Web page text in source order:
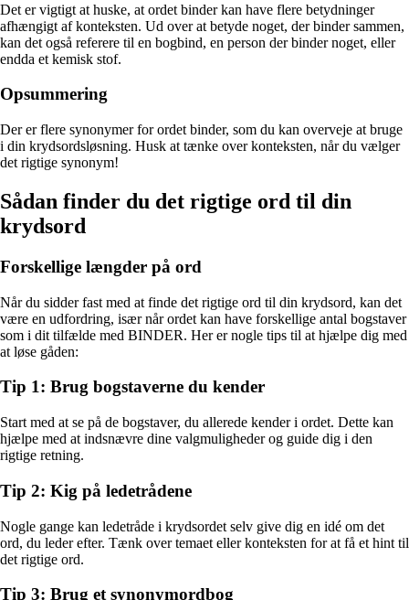
Det er vigtigt at huske, at ordet binder kan have flere betydninger
afhængigt af konteksten. Ud over at betyde noget, der binder sammen,
kan det også referere til en bogbind, en person der binder noget, eller
endda et kemisk stof.
Opsummering
Der er flere synonymer for ordet binder, som du kan overveje at bruge
i din krydsordsløsning. Husk at tænke over konteksten, når du vælger
det rigtige synonym!
Sådan finder du det rigtige ord til din
krydsord
Forskellige længder på ord
Når du sidder fast med at finde det rigtige ord til din krydsord, kan det
være en udfordring, især når ordet kan have forskellige antal bogstaver
som i dit tilfælde med BINDER. Her er nogle tips til at hjælpe dig med
at løse gåden:
Tip 1: Brug bogstaverne du kender
Start med at se på de bogstaver, du allerede kender i ordet. Dette kan
hjælpe med at indsnævre dine valgmuligheder og guide dig i den
rigtige retning.
Tip 2: Kig på ledetrådene
Nogle gange kan ledetråde i krydsordet selv give dig en idé om det
ord, du leder efter. Tænk over temaet eller konteksten for at få et hint til
det rigtige ord.
Tip 3: Brug et synonymordbog